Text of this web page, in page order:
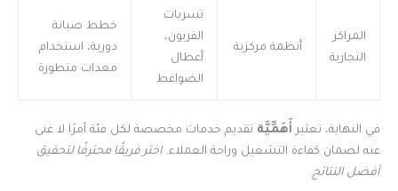
المراكز
التجارية
أنظمة مركزية
تسربات
الفريون،
أعطال
الضواغط
خطط صيانة
دورية، استخدام
معدات متطورة
في النهاية، تعتبر أَهَمِّيَّة تقديم خدمات مخصصة لكل فئة أمرًا لا غنى
عنه لضمان كفاءة التشغيل وراحة العملاء. اختر فريقًا محترفًا لتحقيق
أفضل النتائج.